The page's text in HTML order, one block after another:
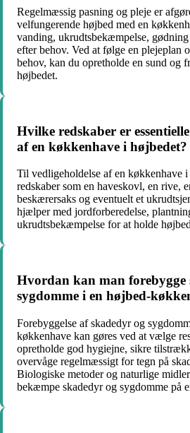
Regelmæssig pasning og pleje er
velfungerende højbed med en
vanding, ukrudtsbekæmpelse,
efter behov. Ved at følge en plejeplan
behov, kan du opretholde en sund og
højbedet.
Hvilke redskaber er
af en køkkenhave i højbedet?
Til vedligeholdelse af en køkkenhave
redskaber som en haveskovl, en rive,
beskærersaks og eventuelt et
hjælper med jordforberedelse,
ukrudtsbekæmpelse for at holde
Hvordan kan man forebygge
sygdomme i en højbed-
Forebyggelse af skadedyr og
køkkenhave kan gøres ved at vælge
opretholde god hygiejne, sikre
overvåge regelmæssigt for tegn på
Biologiske metoder og naturlige
bekæmpe skadedyr og sygdomme på